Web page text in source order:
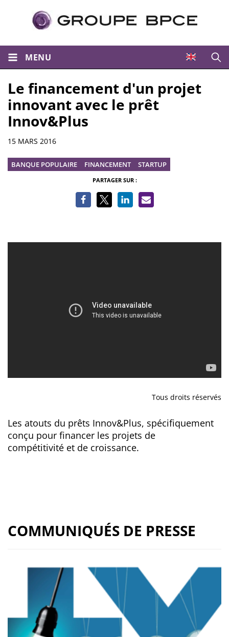
MENU
Le financement d'un projet
innovant avec le prêt
Innov&Plus
Informations
15 MARS 2016
BANQUE POPULAIRE FINANCEMENT STARTUP
PARTAGER SUR :
Tous droits réservés
Les atouts du prêts Innov&Plus, spécifiquement
conçu pour financer les projets de
compétitivité et de croissance.
COMMUNIQUÉS DE PRESSE